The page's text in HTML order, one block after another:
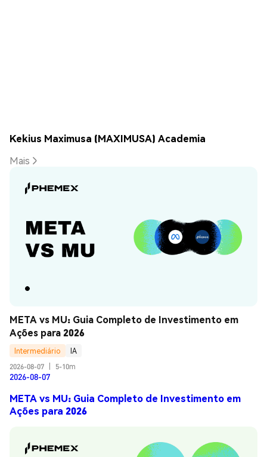
Kekius Maximusa (MAXIMUSA) Academia
Mais
META vs MU: Guia Completo de Investimento em
Ações para 2026
Intermediário
IA
2026-08-07
5-10m
2026-08-07
META vs MU: Guia Completo de Investimento em
Ações para 2026